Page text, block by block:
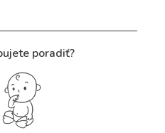
poradiť?